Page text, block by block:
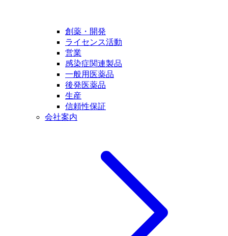
創薬・開発
ライセンス活動
営業
感染症関連製品
一般用医薬品
後発医薬品
生産
信頼性保証
会社案内